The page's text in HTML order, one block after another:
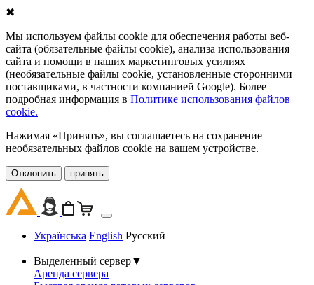
✖
Мы используем файлы cookie для обеспечения работы веб-
сайта (обязательные файлы cookie), анализа использования
сайта и помощи в наших маркетинговых усилиях
(необязательные файлы cookie, установленные сторонними
поставщиками, в частности компанией Google). Более
подробная информация в Политике использования файлов
cookie.
Нажимая «Принять», вы соглашаетесь на сохранение
необязательных файлов cookie на вашем устройстве.
Oтклонить принять
Українська English Русский
Выделенный сервер▼
Аренда сервера